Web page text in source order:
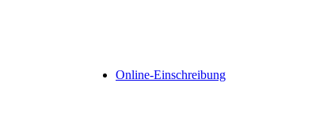
Online-Einschreibung